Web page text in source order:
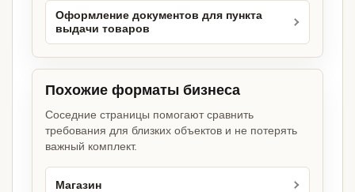
Оформление документов для пункта
выдачи товаров
Похожие форматы бизнеса
Соседние страницы помогают сравнить
требования для близких объектов и не потерять
важный комплект.
Магазин